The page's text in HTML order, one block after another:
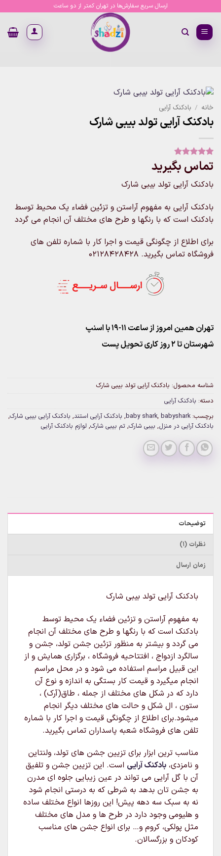
content
ارسال سریع سفارش‌ها در تهران کمتر از دو ساعت
خانه / بادکنک آرایی
بادکنک آرایی تولد بیبی شارک
امتیاز
از
5 امتیاز
1
تماس بگیرید
بادکنک آرایی تولد بیبی شارک
بادکنک آرایی به مفهوم آراستن و تزئین فضاء یک محیط توسط
بادکنک است که با رنگها و طرح های مختلف آن انجام می گردد
برای اطلاع از چگونگی قیمت و اجرا کار با شماره تلفن های
فروشگاه تماس بگیرید. 02128428428
تهران همین امروز از ساعت ۱۱-۱۹ با اسنپ
شهرستان تا 2 روز کاری تحویل پست
شناسه محصول: بادکنک آرایی تولد بیبی شارک
دسته: بادکنک آرایی
برچسب:
baby shark, babyshark
, بادکنک آرایی استند, بادکنک آرایی بیبی شارک,
بادکنک آرایی در منزل, بیبی شارک, تم بیبی شارک, لوازم بادکنک آرایی
توضیحات
نظرات (1)
زمان ارسال
بادکنک آرایی تولد بیبی شارک
به مفهوم آراستن و تزئین فضاء یک محیط توسط
بادکنک است که با رنگها و طرح های مختلف آن انجام
می گردد و بیشتر به منظور تزئین جشن تولد، جشن و
سالگرد ازدواج ، افتتاحیه فروشگاه ، برگزاری همایش و از
این قبیل مراسم استفاده می شود و در محل مراسم
انجام میگیرد و قیمت کار بستگی به اندازه و نوع آن
دارد که در شکل های مختلف از جمله ، طاق(آرک) ،
ستون ، ال شکل و حالت های مختلف دیگر انجام
میشود.برای اطلاع از چگونگی قیمت و اجرا کار با شماره
تلفن های فروشگاه شعبه پاسداران تماس بگیرید.
مناسب ترین ابزار برای تزیین جشن های تولد، ولنتاین
و نامزدی، بادکنک آرایی است. این تزیین جشن و تلفیق
آن با گل آرایی می تواند در عین زیبایی جلوه ای مدرن
به جشن تان بدهد به شرطی که به درستی انجام شود
نه به سبک سه دهه پیش! این روزها انواع مختلف ساده
و هلیومی وجود دارد در طرح ها و مدل های مختلف
مثل پولکی، کروم و… برای انواع جشن های مناسب
کودکان و بزرگسالان.